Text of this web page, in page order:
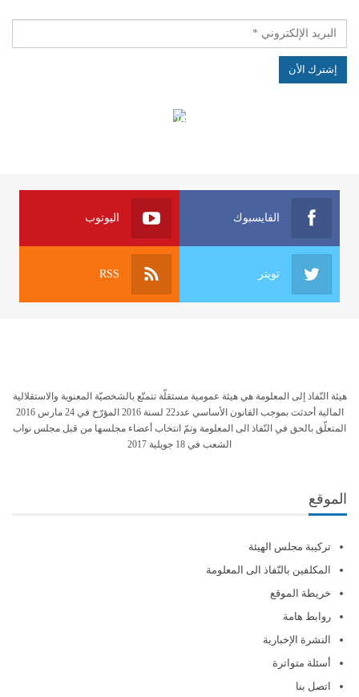
الهياكل الخاضعة لقانون النفاذ إلى المعلومة
الفايسبوك اليوتوب
تويتر RSS
هيئة النّفاذ إلى المعلومة هي هيئة عمومية مستقلّة تتمتّع بالشخصيّة المعنوية والاستقلالية
المالية أحدثت بموجب القانون الأساسي عدد22 لسنة 2016 المؤرّخ في 24 مارس 2016
المتعلّق بالحق في النّفاذ الى المعلومة وتمّ انتخاب أعضاء مجلسها من قبل مجلس نواب
الشعب في 18 جويلية 2017
الموقع
تركيبة مجلس الهيئة
المكلفين بالنّفاذ الى المعلومة
خريطة الموقع
روابط هامة
النشرة الإخبارية
أسئلة متواترة
اتصل بنا